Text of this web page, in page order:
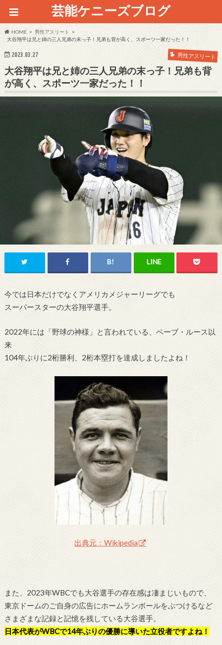
芸能ケニーズブログ
HOME
男性アスリート
大谷翔平は兄と姉の三人兄弟の末っ子！兄弟も背が高く、スポーツ一家だった！！
2023.03.27 男性アスリート
大谷翔平は兄と姉の三人兄弟の末っ子！兄弟も背
が高く、スポーツ一家だった！！
今では日本だけでなくアメリカメジャーリーグでも
スーパースターの大谷翔平選手。
2022年には「野球の神様」と言われている、ベーブ・ルース以
来
104年ぶりに2桁勝利、2桁本塁打を達成しましたよね！
出典元：Wikipedia
また、2023年WBCでも大谷選手の存在感は凄まじいもので、
東京ドームのご自身の広告にホームランボールをぶつけるなど
さまざまな記録と記憶を残している大谷選手。
日本代表がWBCで14年ぶりの優勝に導いた立役者ですよね！